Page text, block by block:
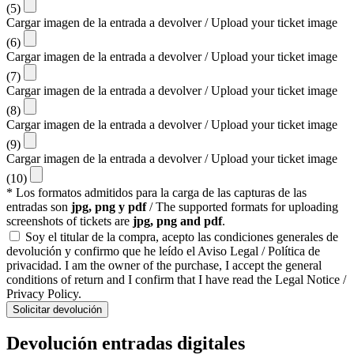
(5)
Cargar imagen de la entrada a devolver / Upload your ticket image
(6)
Cargar imagen de la entrada a devolver / Upload your ticket image
(7)
Cargar imagen de la entrada a devolver / Upload your ticket image
(8)
Cargar imagen de la entrada a devolver / Upload your ticket image
(9)
Cargar imagen de la entrada a devolver / Upload your ticket image
(10)
* Los formatos admitidos para la carga de las capturas de las
entradas son jpg, png y pdf/ The supported formats for uploading
screenshots of tickets are jpg, png and pdf.
Soy el titular de la compra, acepto las condiciones generales de
devolución y confirmo que he leído el Aviso Legal / Política de
privacidad. I am the owner of the purchase, I accept the general
conditions of return and I confirm that I have read the Legal Notice /
Privacy Policy.
Solicitar devolución
Devolución entradas digitales